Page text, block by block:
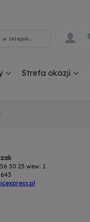
Strefa okazji
30 25 wew. 1